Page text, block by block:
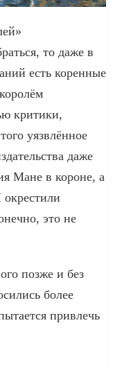
то даже в
есть коренные
критики,
уязвлённое
даже
Мане в короне, а
это не
позже и без
более
привлечь